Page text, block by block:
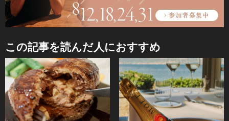
この記事を読んだ人におすすめ